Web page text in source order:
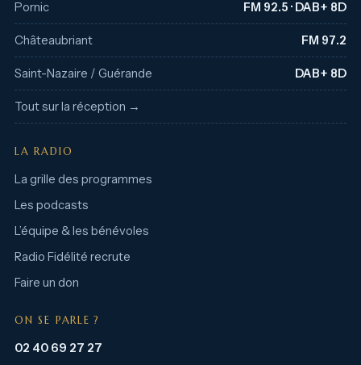
Pornic FM 92.5 · DAB+ 8D
Châteaubriant FM 97.2
Saint-Nazaire / Guérande DAB+ 8D
Tout sur la réception →
LA RADIO
La grille des programmes
Les podcasts
L’équipe & les bénévoles
Radio Fidélité recrute
Faire un don
ON SE PARLE ?
02 40 69 27 27